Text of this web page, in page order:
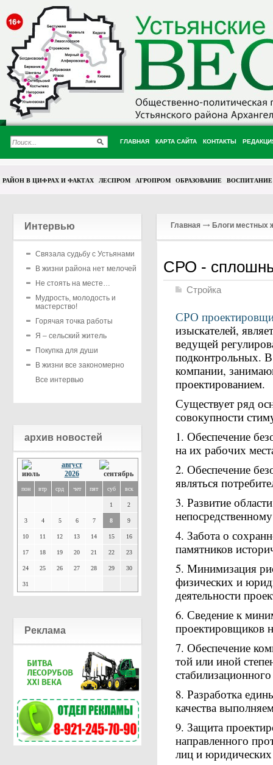
ГЛАВНАЯ КАРТА САЙТА КОНТАКТЫ
РАЙОН В ЦИФРАХ И ФАКТАХ ЛЕСПРОМ АГРОПРОМ ОБРАЗОВАНИЕ ВОСПИТАНИЕ
Интервью
Связала судьбу с Устьянами
В жизни района нет мелочей
Не стоять на месте…
Мудрость, молодость и
мастерство!
Горячая точка работы
Я – сельский житель
Покупка для души
В жизни все закономерно
Все интервью
архив новостей
август
2026
пон втр срд чет пят суб вск
1 2
3 4 5 6 7 8 9
10 11 12 13 14 15 16
17 18 19 20 21 22 23
24 25 26 27 28 29 30
31
Реклама
Главная Блоги местных
СРО -
Стройка
СРО
изыскателей,
ведущей
подконтрольных.
компании,
проектированием.
Существует ряд
совокупности
1. Обеспечение
на их рабочих
2. Обеспечение
являться
3. Развитие
4. Забота о
памятников
5. Минимизация
физических и
деятельности
6. Сведение к
проектировщиков
7. Обеспечение
той или иной
8. Разработка
качества
9. Защита
направленного
лиц и юридических